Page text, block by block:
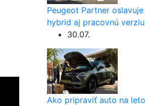
Peugeot Partner
hybrid aj pracovnú
30.07.
Ako pripraviť auto na